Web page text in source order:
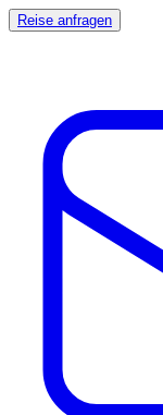
Reise anfragen